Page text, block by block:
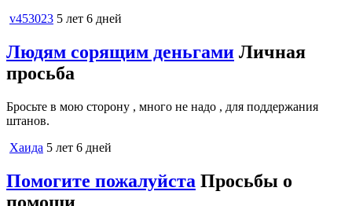
v453023 5 лет 6 дней
Людям сорящим деньгами Личная
просьба
Бросьте в мою сторону , много не надо , для поддержания
штанов.
Хаида 5 лет 6 дней
Помогите пожалуйста Просьбы о